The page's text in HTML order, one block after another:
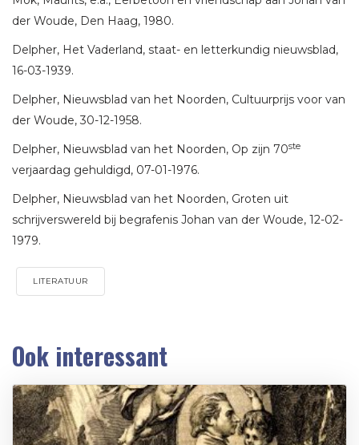
der Woude, Den Haag, 1980.
Delpher, Het Vaderland, staat- en letterkundig nieuwsblad,
16-03-1939.
Delpher, Nieuwsblad van het Noorden, Cultuurprijs voor van
der Woude, 30-12-1958.
Delpher, Nieuwsblad van het Noorden, Op zijn 70ste
verjaardag gehuldigd, 07-01-1976.
Delpher, Nieuwsblad van het Noorden, Groten uit
schrijverswereld bij begrafenis Johan van der Woude, 12-02-
1979.
LITERATUUR
Ook interessant